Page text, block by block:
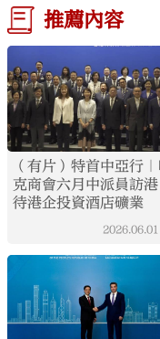
推薦內容
（有片）特首中亞行
克商會六月中派員訪
待港企投資酒店礦業
2026.06.01